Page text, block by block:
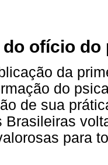
do ofício
da
do
de sua
Brasileiras
para